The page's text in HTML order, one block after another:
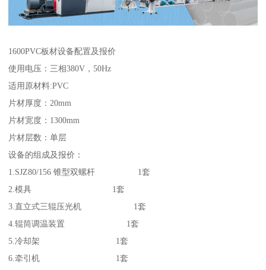
1600PVC板材设备配置及报价
使用电压：三相380V，50Hz
适用原材料:PVC
片材厚度：20mm
片材宽度：1300mm
片材层数：单层
设备的组成及报价：
1.SJZ80/156 锥型双螺杆 1套
2.模具 1套
3.直立式三辊压光机 1套
4.辊筒调温装置 1套
5.冷却架 1套
6.牵引机 1套